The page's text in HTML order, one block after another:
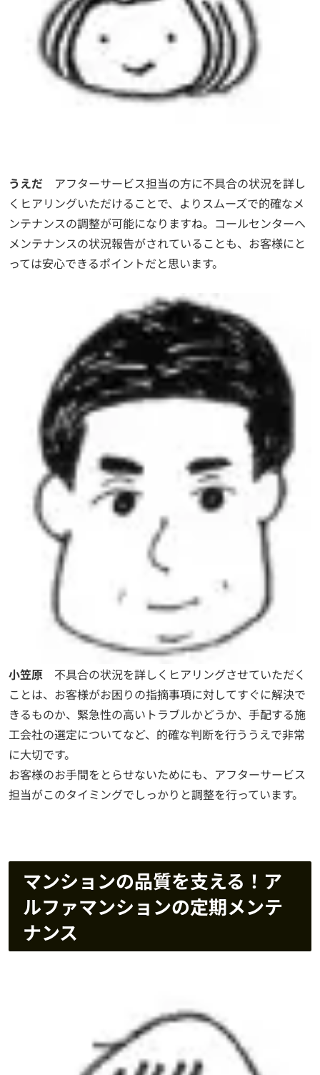
うえだ アフターサービス担当の方に不具合の状況を詳し
くヒアリングいただけることで、よりスムーズで的確なメ
ンテナンスの調整が可能になりますね。コールセンターへ
メンテナンスの状況報告がされていることも、お客様にと
っては安心できるポイントだと思います。
小笠原 不具合の状況を詳しくヒアリングさせていただく
ことは、お客様がお困りの指摘事項に対してすぐに解決で
きるものか、緊急性の高いトラブルかどうか、手配する施
工会社の選定についてなど、的確な判断を行ううえで非常
に大切です。
お客様のお手間をとらせないためにも、アフターサービス
担当がこのタイミングでしっかりと調整を行っています。
マンションの品質を支える！ア
ルファマンションの定期メンテ
ナンス